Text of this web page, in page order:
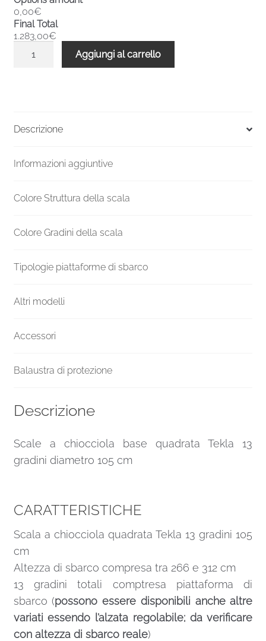
0,00€
Final Total
1.283,00€
diametro
cm
Aggiungi al carrello
Descrizione
Informazioni aggiuntive
Colore Struttura della scala
Colore Gradini della scala
Tipologie piattaforme di sbarco
Altri modelli
Accessori
Balaustra di protezione
Descrizione
Scale a chiocciola base quadrata Tekla 13
gradini diametro 105 cm
CARATTERISTICHE
Scala a chiocciola quadrata Tekla 13 gradini 105
cm
Altezza di sbarco compresa tra 266 e 312 cm
13 gradini totali comptresa piattaforma di
sbarco (possono essere disponibili anche altre
variati essendo l’alzata regolabile; da verificare
con altezza di sbarco reale)